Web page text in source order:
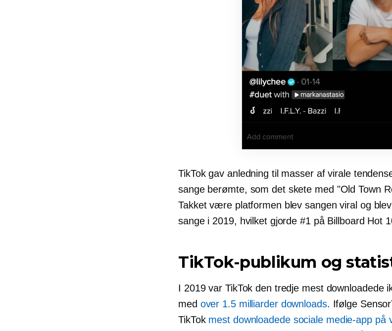
TikTok gav anledning til masser af virale
sange berømte, som det skete med "Old Town
Takket være platformen blev sangen viral og
sange i 2019, hvilket gjorde #1 på Billboard Hot
TikTok-publikum og
I 2019 var TikTok den tredje mest downloadede
med over 1.5 milliarder downloads. Ifølge
TikTok mest downloadede sociale medie-app på